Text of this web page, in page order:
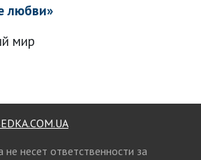
любви»
мир
несет ответственности за